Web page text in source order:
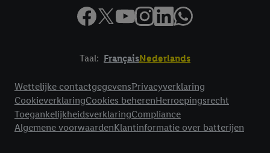
Taal: FrançaisNederlands
Wettelijke contactgegevensPrivacyverklaring
CookieverklaringCookies beherenHerroepingsrecht
ToegankelijkheidsverklaringCompliance
Algemene voorwaardenKlantinformatie over batterijen